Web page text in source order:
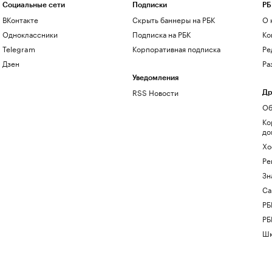
Социальные сети
ВКонтакте
Одноклассники
Telegram
Дзен
Подписки
Скрыть баннеры на РБК
Подписка на РБК
Корпоративная подписка
Уведомления
RSS Новости
О